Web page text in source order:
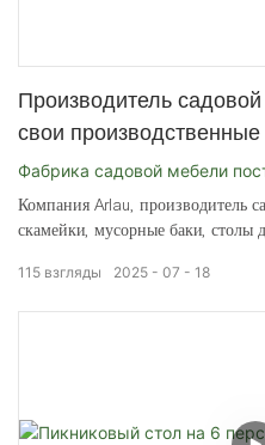
Производитель
свои
миру.
Фабрика садовой мебели
садовую мебель по всему
Компания Arlau, производитель
скамейки, мусорные баки, столы
мира.
2025 07 18
115 взгляды